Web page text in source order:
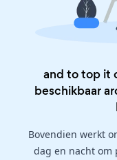
and to top it
beschikbaar
Bovendien werkt
dag en nacht om